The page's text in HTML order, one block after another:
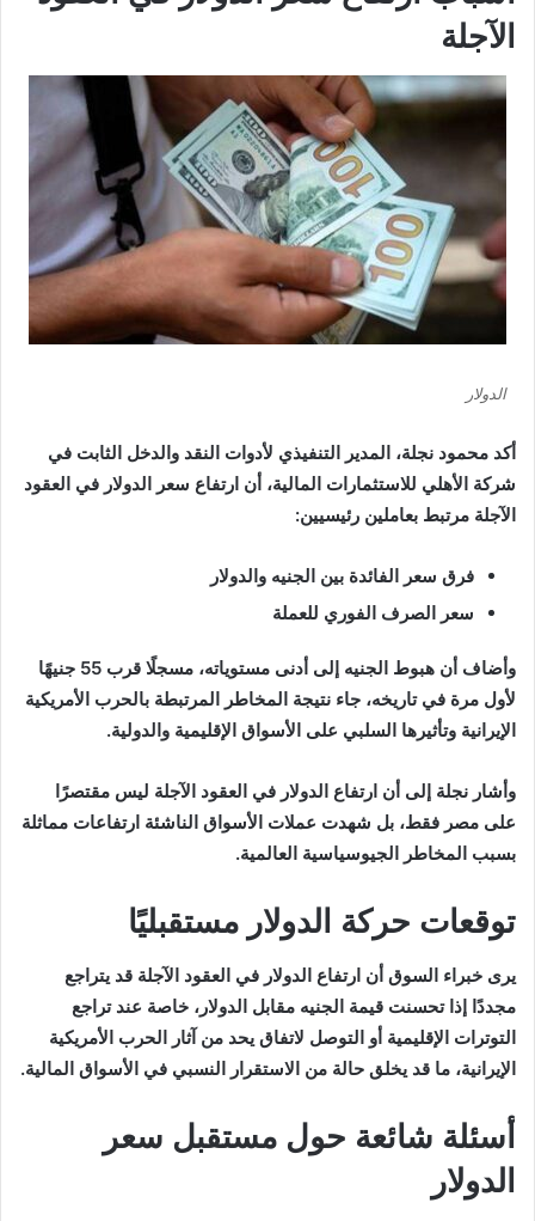
الآجلة
الدولار
أكد محمود نجلة، المدير التنفيذي لأدوات النقد والدخل الثابت في
شركة الأهلي للاستثمارات المالية، أن ارتفاع سعر الدولار في العقود
الآجلة مرتبط بعاملين رئيسيين:
فرق سعر الفائدة بين الجنيه والدولار
سعر الصرف الفوري للعملة
وأضاف أن هبوط الجنيه إلى أدنى مستوياته، مسجلًا قرب 55 جنيهًا
لأول مرة في تاريخه، جاء نتيجة المخاطر المرتبطة بالحرب الأمريكية
الإيرانية وتأثيرها السلبي على الأسواق الإقليمية والدولية.
وأشار نجلة إلى أن ارتفاع الدولار في العقود الآجلة ليس مقتصرًا
على مصر فقط، بل شهدت عملات الأسواق الناشئة ارتفاعات مماثلة
بسبب المخاطر الجيوسياسية العالمية.
توقعات حركة الدولار مستقبليًا
يرى خبراء السوق أن ارتفاع الدولار في العقود الآجلة قد يتراجع
مجددًا إذا تحسنت قيمة الجنيه مقابل الدولار، خاصة عند تراجع
التوترات الإقليمية أو التوصل لاتفاق يحد من آثار الحرب الأمريكية
الإيرانية، ما قد يخلق حالة من الاستقرار النسبي في الأسواق المالية.
أسئلة شائعة حول مستقبل سعر
الدولار